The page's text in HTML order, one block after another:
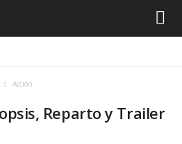
Acción
Reparto y Trailer